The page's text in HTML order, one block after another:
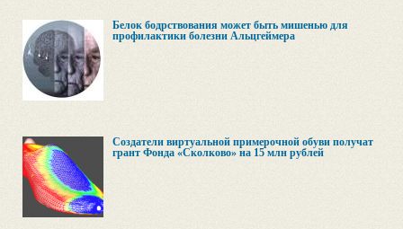
Белок бодрствования может быть мишенью для
профилактики болезни Альцгеймера
Создатели виртуальной примерочной обуви получат
грант Фонда «Сколково» на 15 млн рублей